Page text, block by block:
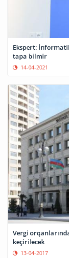
Ekspert:
tapa bilmir
14-04-2021
Vergi
keçiriləcək
13-04-2017